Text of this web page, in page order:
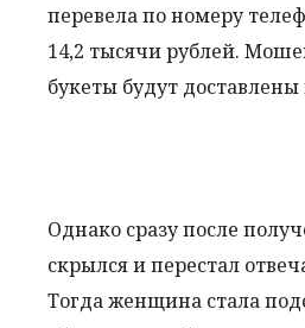
перевела по номеру
14,2 тысячи рублей.
букеты будут доставлены
Однако сразу после
скрылся и перестал
Тогда женщина стала